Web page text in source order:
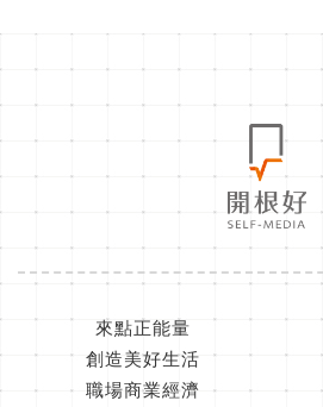
來點正能量
創造美好生活
職場商業經濟